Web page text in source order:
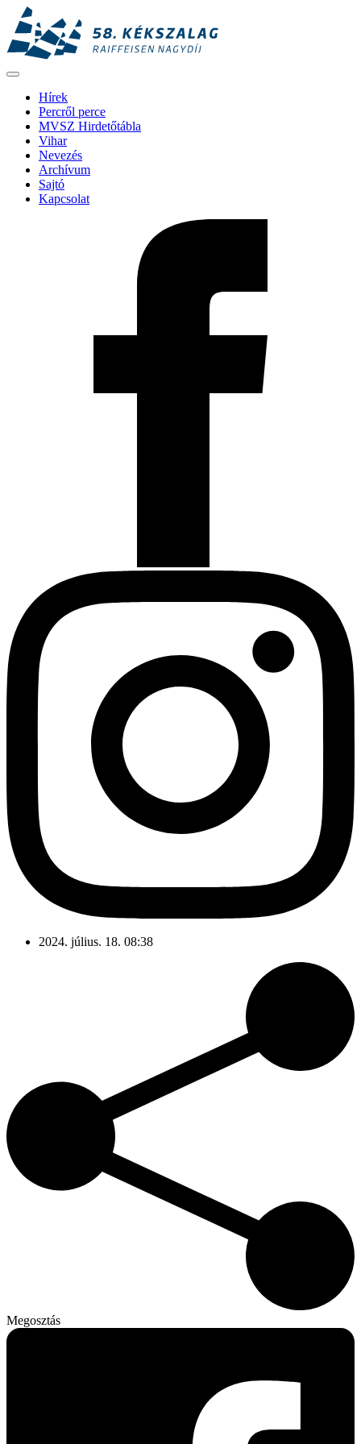
Hírek
Percről perce
MVSZ Hirdetőtábla
Vihar
Nevezés
Archívum
Sajtó
Kapcsolat
2024. július. 18. 08:38
Megosztás